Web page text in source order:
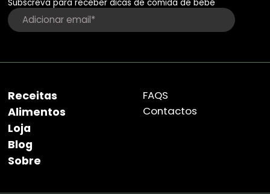
Subscreva para receber dicas de comida de bebé
Receitas
Alimentos
Loja
Blog
Sobre
FAQS
Contactos